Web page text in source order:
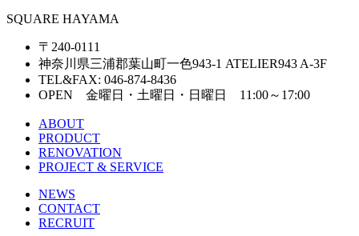
SQUARE HAYAMA
〒240-0111
神奈川県三浦郡葉山町一色943-1 ATELIER943 A-3F
TEL&FAX: 046-874-8436
OPEN 金曜日・土曜日・日曜日 11:00～17:00
ABOUT
PRODUCT
RENOVATION
PROJECT & SERVICE
NEWS
CONTACT
RECRUIT